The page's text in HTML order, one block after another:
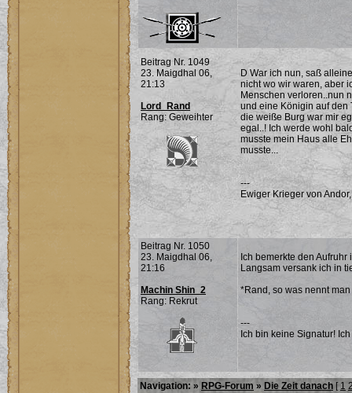
Beitrag Nr. 1049
23. Maigdhal 06,
21:13
Lord_Rand
Rang: Geweihter
D War ich nun, saß
nicht wo wir waren, aber
Menschen verloren..nun
und eine Königin auf den
die weiße Burg war mir
egal..! Ich werde wohl
musste mein Haus alle
musste...
---
Ewiger Krieger von
Beitrag Nr. 1050
23. Maigdhal 06,
21:16
Machin Shin_2
Rang: Rekrut
Ich bemerkte den
Langsam versank ich in
*Rand, so was nennt
---
Ich bin keine Signatur!
Navigation: » RPG-Forum » Die Zeit danach [1